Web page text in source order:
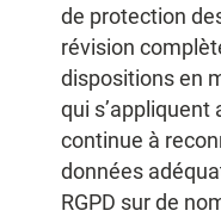
de protection
révision
dispositions en
qui s’appliquent
continue à
données
RGPD sur de